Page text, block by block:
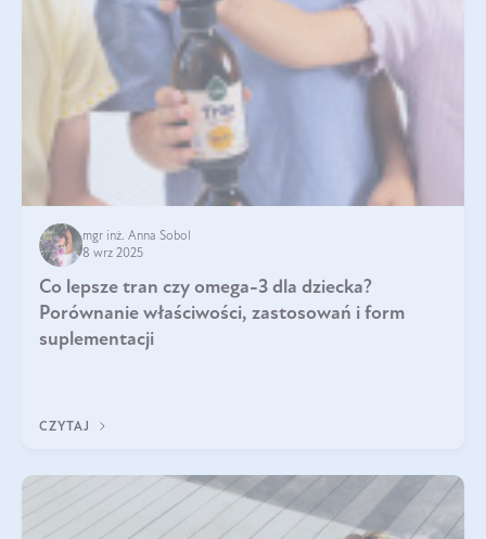
mgr inż. Anna Sobol
8 wrz 2025
Co lepsze tran czy omega-3 dla dziecka?
Porównanie właściwości, zastosowań i form
suplementacji
CZYTAJ